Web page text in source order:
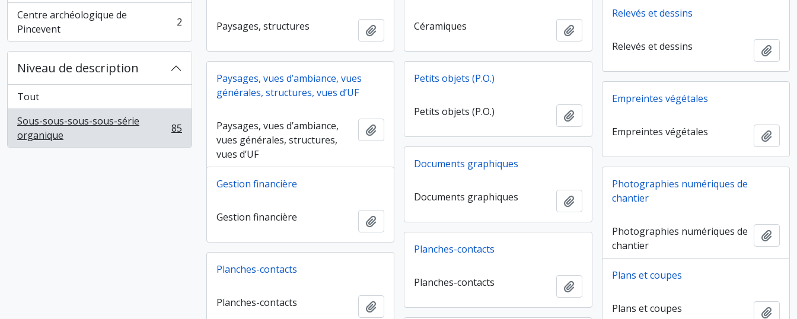
Centre archéologique de
Pincevent
, 2 résultats 2
Niveau de description
Tout
Sous-sous-sous-sous-série
organique
, 85 résultats 85
Paysages, structures Ajouter au presse-papier
Céramiques Ajouter au presse-papier
Relevés et dessins
Relevés et dessins
Paysages, vues d’ambiance, vues
générales, structures, vues d’UF
Paysages, vues d’ambiance,
vues générales, structures,
vues d’UF
Petits objets (P.O.)
Petits objets (P.O.) Ajouter au presse-papier
Empreintes végétales
Empreintes végétales
Documents graphiques
Documents graphiques Ajouter au presse-papier
Gestion financière
Gestion financière Ajouter au presse-papier
Photographies numériques de
chantier
Photographies numériques de
chantier
Planches-contacts
Planches-contacts Ajouter au presse-papier
Planches-contacts
Planches-contacts Ajouter au presse-papier
Plans et coupes
Plans et coupes